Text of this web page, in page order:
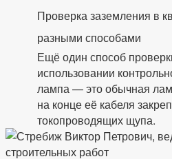
Проверка заземления в
разными способами
Ещё один способ
использовании
лампа — это обычная
на конце её кабеля
токопроводящих щупа.